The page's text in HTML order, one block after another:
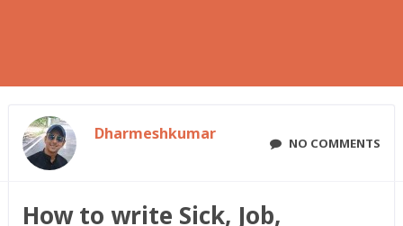
Dharmeshkumar NO COMMENTS
How to write Sick, Job,